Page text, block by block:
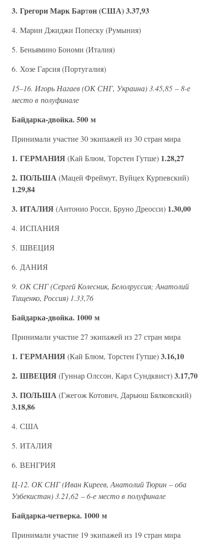
3. Грегори Марк Бартон (США) 3.37,93
4. Марин Джиджи Попеску (Румыния)
5. Беньямино Бономи (Италия)
6. Хозе Гарсия (Португалия)
15–16. Игорь Нагаев (ОК СНГ, Украина) 3.45,85 – 8-е
место в полуфинале
Байдарка-двойка. 500 м
Принимали участие 30 экипажей из 30 стран мира
1. ГЕРМАНИЯ(Кай Блюм, Торстен Гутше) 1.28,27
2. ПОЛЬША(Мацей Фреймут, Вуйцех Курпевский)
1.29,84
3. ИТАЛИЯ(Антонио Росси, Бруно Дреосси) 1.30,00
4. ИСПАНИЯ
5. ШВЕЦИЯ
6. ДАНИЯ
9. ОК СНГ (Сергей Колесник, Белолруссия; Анатолий
Тищенко, Россия) 1.33,76
Байдарка-двойка. 1000 м
Принимали участие 27 экипажей из 27 стран мира
1. ГЕРМАНИЯ(Кай Блюм, Торстен Гутше)3.16,10
2. ШВЕЦИЯ(Гуннар Олссон, Карл Сундквист)3.17,70
3. ПОЛЬША(Гжегож Котович, Дарьюш Бялковский)
3.18,86
4. США
5. ИТАЛИЯ
6. ВЕНГРИЯ
Ц-12. ОК СНГ (Иван Киреев, Анатолий Тюрин – оба
Узбекистан) 3.21,62 – 6-е место в полуфинале
Байдарка-четверка. 1000 м
Принимали участие 19 экипажей из 19 стран мира